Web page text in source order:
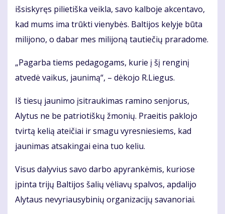
išsiskyręs pilietiška veikla, savo kalboje akcentavo,
kad mums ima trūkti vienybės. Baltijos kelyje būta
milijono, o dabar mes milijoną tautiečių praradome.
„Pagarba tiems pedagogams, kurie į šį renginį
atvedė vaikus, jaunimą“, – dėkojo R.Liegus.
Iš tiesų jaunimo įsitraukimas ramino senjorus,
Alytus ne be patriotiškų žmonių. Praeitis paklojo
tvirtą kelią ateičiai ir smagu vyresniesiems, kad
jaunimas atsakingai eina tuo keliu.
Visus dalyvius savo darbo apyrankėmis, kuriose
įpinta trijų Baltijos šalių vėliavų spalvos, apdalijo
Alytaus nevyriausybinių organizacijų savanoriai.